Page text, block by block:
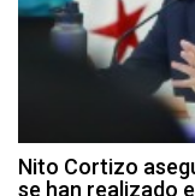
Nito Cortizo
se han realizado